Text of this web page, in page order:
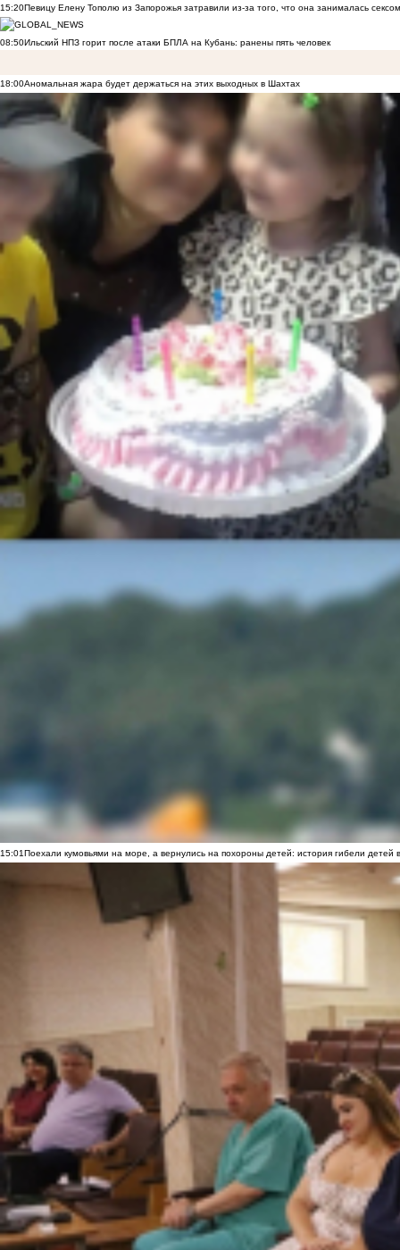
15:20Певицу Елену Тополю из Запорожья затравили из-за того, что она занималась
08:50Ильский НПЗ горит после атаки БПЛА на Кубань: ранены пять человек
18:00Аномальная жара будет держаться на этих выходных в Шахтах
15:01Поехали кумовьями на море, а вернулись на похороны детей: история гибели детей